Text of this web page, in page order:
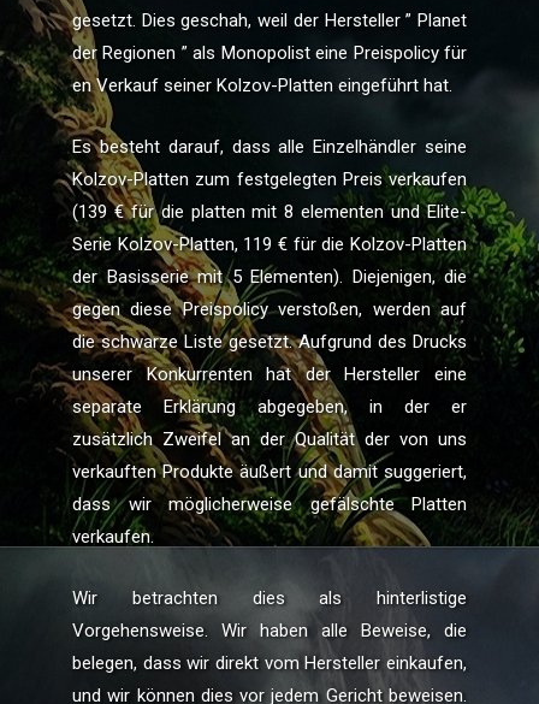
gesetzt. Dies geschah, weil der Hersteller ” Planet
der Regionen ” als Monopolist eine Preispolicy für
en Verkauf seiner Kolzov-Platten eingeführt hat.
Es besteht darauf, dass alle Einzelhändler seine
Kolzov-Platten zum festgelegten Preis verkaufen
(139 € für die platten mit 8 elementen und Elite-
Serie Kolzov-Platten, 119 € für die Kolzov-Platten
der Basisserie mit 5 Elementen). Diejenigen, die
gegen diese Preispolicy verstoßen, werden auf
die schwarze Liste gesetzt. Aufgrund des Drucks
unserer Konkurrenten hat der Hersteller eine
separate Erklärung abgegeben, in der er
zusätzlich Zweifel an der Qualität der von uns
verkauften Produkte äußert und damit suggeriert,
dass wir möglicherweise gefälschte Platten
verkaufen.
Wir betrachten dies als hinterlistige
Vorgehensweise. Wir haben alle Beweise, die
belegen, dass wir direkt vom Hersteller einkaufen,
und wir können dies vor jedem Gericht beweisen.